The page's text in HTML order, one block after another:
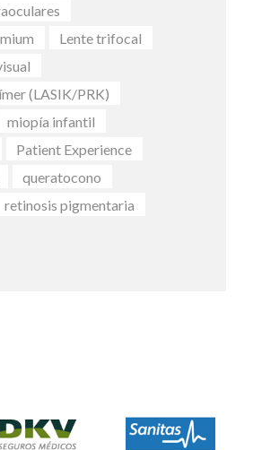
Lente trifocal
(LASIK/PRK)
miopía infantil
Patient Experience
queratocono
retinosis pigmentaria